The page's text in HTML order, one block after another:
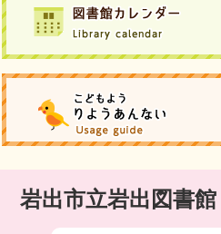
岩出市立岩出図書館